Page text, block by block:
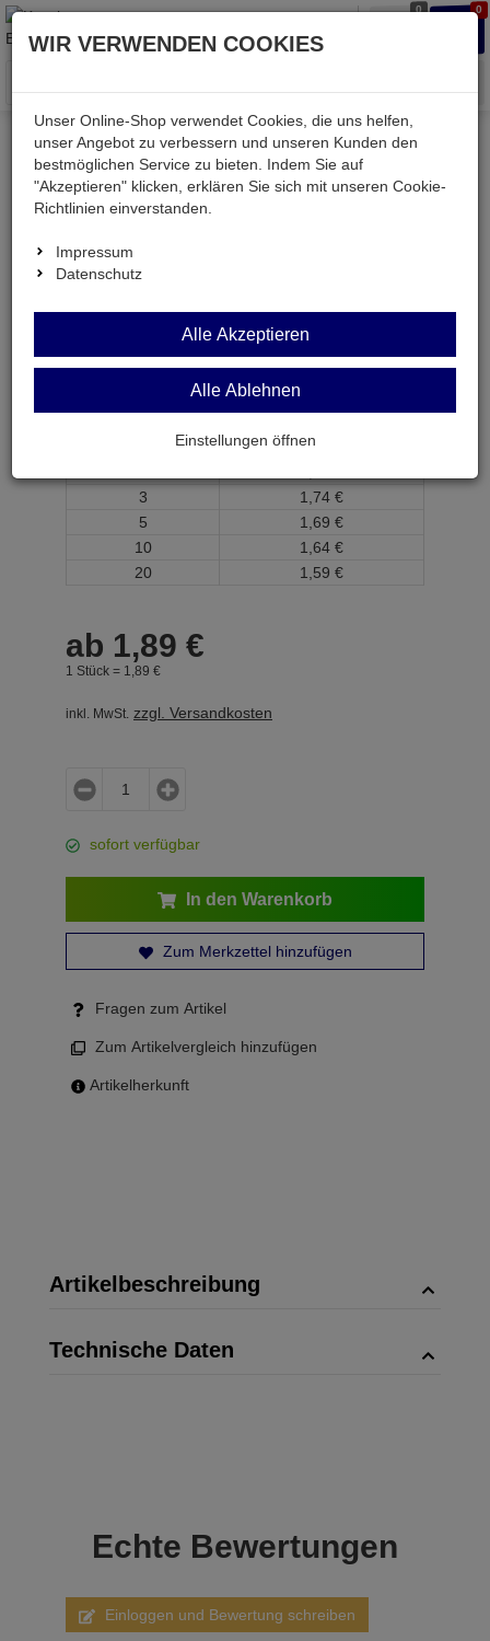
0 0
Menü
Weiter einkaufen Kessler electronic
Bauteile aktiv
ATTINY25-20SSU
ATTINY25-20SSU
AVR-RISC-µC 20MHz 2 KByte FLASH SO8
ab Menge
Preis je Stück
3
1, 74 €
5
1, 69 €
10
1, 64 €
20
1, 59 €
ab 1,89 €
1 Stück = 1, 89 €
inkl. MwSt. zzgl. Versandkosten
sofort verfügbar
In den Warenkorb
Zum Merkzettel hinzufügen
Fragen zum Artikel
Zum Artikelvergleich hinzufügen
Artikelherkunft
Artikelbeschreibung
Technische Daten
Echte Bewertungen
Einloggen und Bewertung schreiben
WIR VERWENDEN COOKIES
Unser Online-Shop verwendet Cookies, die uns helfen,
unser Angebot zu verbessern und unseren Kunden den
bestmöglichen Service zu bieten. Indem Sie auf
"Akzeptieren" klicken, erklären Sie sich mit unseren Cookie-
Richtlinien einverstanden.
Impressum
Datenschutz
Alle Akzeptieren
Alle Ablehnen
Einstellungen öffnen